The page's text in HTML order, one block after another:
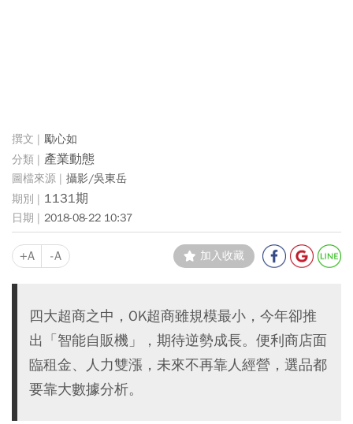
勵心如
產業動態
攝影/吳東岳
1131期
2018-08-22 10:37
+A -A 加入收藏
四大超商之中，OK超商雖規模最小，今年卻推
出「智能自販機」，期待逆勢成長。便利商店面
臨租金、人力雙漲，未來不再靠人經營，選品都
要靠大數據分析。